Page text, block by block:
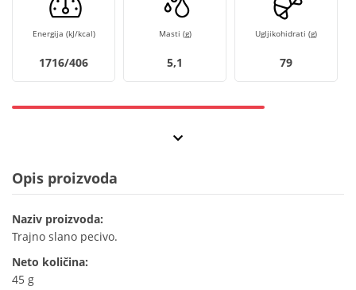
Energija (kJ/kcal)
1716/406
Masti (g)
5,1
Ugljikohidrati (g)
79
Opis proizvoda
Naziv proizvoda:
Trajno slano pecivo.
Neto količina:
45 g